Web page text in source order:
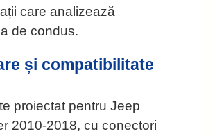
care analizează
de condus.
și compatibilitate
proiectat pentru Jeep
2010-2018, cu conectori